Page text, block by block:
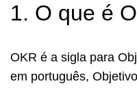
1. O que é
OKR é a sigla para
em português,